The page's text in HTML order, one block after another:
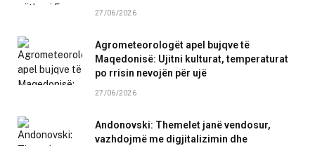
27/06/2026
Agrometeorologët apel bujqve të
Maqedonisë: Ujitni kulturat, temperaturat
po rrisin nevojën për ujë
27/06/2026
Andonovski: Themelet janë vendosur,
vazhdojmë me digjitalizimin dhe